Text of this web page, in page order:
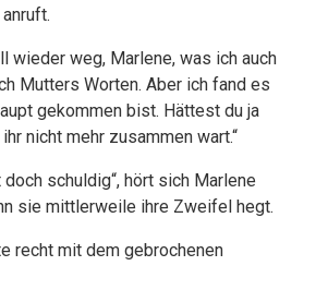
wieder weg, Marlene, was ich auch
Mutters Worten. Aber ich fand es
gekommen bist. Hättest du ja
nicht mehr zusammen wart.“
schuldig“, hört sich Marlene
sie mittlerweile ihre Zweifel hegt.
recht mit dem gebrochenen